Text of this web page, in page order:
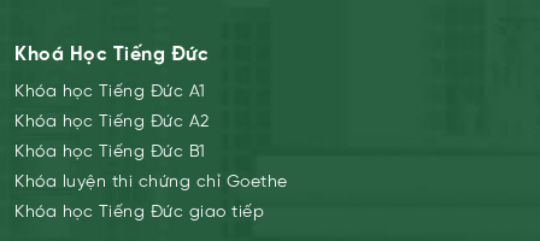
Khoá Học Tiếng Đức
Khóa học Tiếng Đức A1
Khóa học Tiếng Đức A2
Khóa học Tiếng Đức B1
Khóa luyện thi chứng chỉ Goethe
Khóa học Tiếng Đức giao tiếp